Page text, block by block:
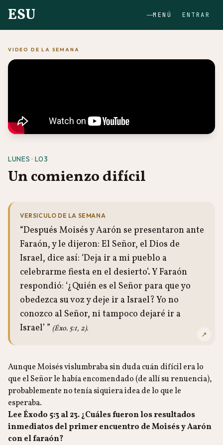
ESU MENÚ ENTRAR
VIDEO DE LA SEMANA
LUNES · L03
Un comienzo difícil
VERSICULO DE LA SEMANA
“Después Moisés y Aarón se presentaron ante
Faraón, y le dijeron: El Señor, el Dios de
Israel, dice así: ‘Deja ir a mi pueblo a
celebrarme fiesta en el desierto’. Y Faraón
respondió: ‘¿Quién es el Señor para que yo
obedezca su voz y deje ir a Israel? Yo no
conozco al Señor, ni tampoco dejaré ir a
Israel’ ” (Éxo. 5:1, 2).
↗
Aunque Moisés vislumbraba sin duda cuán difícil era lo
que el Señor le había encomendado (de allí su renuencia),
probablemente no tenía siquiera idea de lo que le
esperaba.
Lee Éxodo 5:3 al 23. ¿Cuáles fueron los resultados
inmediatos del primer encuentro de Moisés y Aarón
con el faraón?